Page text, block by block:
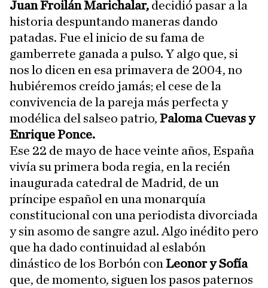
Juan Froilán Marichalar, decidió pasar a la
historia despuntando maneras dando
patadas. Fue el inicio de su fama de
gamberrete ganada a pulso. Y algo que, si
nos lo dicen en esa primavera de 2004, no
hubiéremos creído jamás; el cese de la
convivencia de la pareja más perfecta y
modélica del salseo patrio, Paloma Cuevas y
Enrique Ponce.
Ese 22 de mayo de hace veinte años, España
vivía su primera boda regia, en la recién
inaugurada catedral de Madrid, de un
príncipe español en una monarquía
constitucional con una periodista divorciada
y sin asomo de sangre azul. Algo inédito pero
que ha dado continuidad al eslabón
dinástico de los Borbón con Leonor y Sofía
que, de momento, siguen los pasos paternos